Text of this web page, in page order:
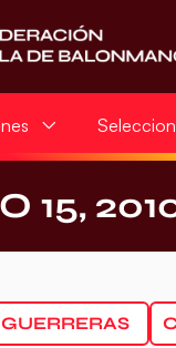
15,
GUERRERAS